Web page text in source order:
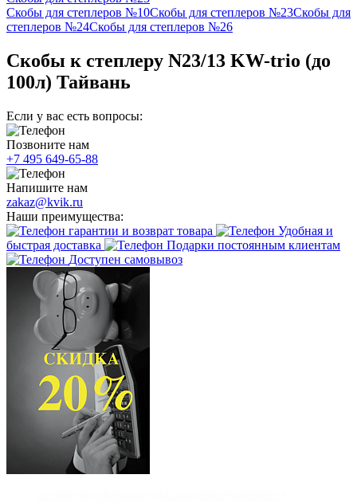
Скобы для степлеров №10Скобы для степлеров №23Скобы для
степлеров №24Скобы для степлеров №26
Скобы к степлеру N23/13 KW-trio (до
100л) Тайвань
Если у вас есть вопросы:
Позвоните нам
+7 495 649-65-88
Напишите нам
zakaz@kvik.ru
Наши преимущества:
гарантии и возврат товара
Удобная и
быстрая доставка
Подарки постоянным клиентам
Доступен самовывоз